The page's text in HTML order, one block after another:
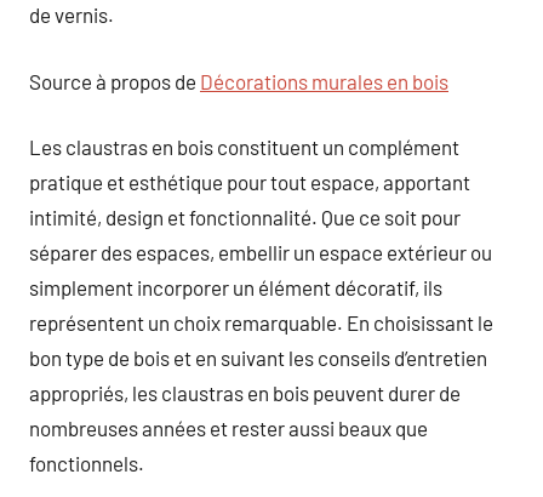
de vernis.
Source à propos de Décorations murales en bois
Les claustras en bois constituent un complément
pratique et esthétique pour tout espace, apportant
intimité, design et fonctionnalité. Que ce soit pour
séparer des espaces, embellir un espace extérieur ou
simplement incorporer un élément décoratif, ils
représentent un choix remarquable. En choisissant le
bon type de bois et en suivant les conseils d’entretien
appropriés, les claustras en bois peuvent durer de
nombreuses années et rester aussi beaux que
fonctionnels.